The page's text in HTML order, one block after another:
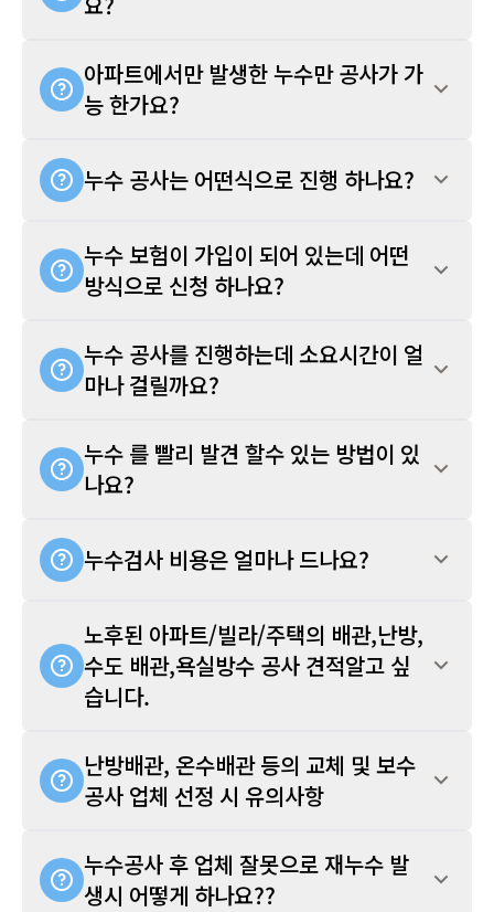
아파트에서만 발생한 누수만 공사가 가
능 한가요?
누수 공사는 어떤식으로 진행 하나요?
누수 보험이 가입이 되어 있는데 어떤
방식으로 신청 하나요?
누수 공사를 진행하는데 소요시간이 얼
마나 걸릴까요?
누수 를 빨리 발견 할수 있는 방법이 있
나요?
누수검사 비용은 얼마나 드나요?
노후된 아파트/빌라/주택의 배관,난방,
수도 배관,욕실방수 공사 견적알고 싶
습니다.
난방배관, 온수배관 등의 교체 및 보수
공사 업체 선정 시 유의사항
누수공사 후 업체 잘못으로 재누수 발
생시 어떻게 하나요??